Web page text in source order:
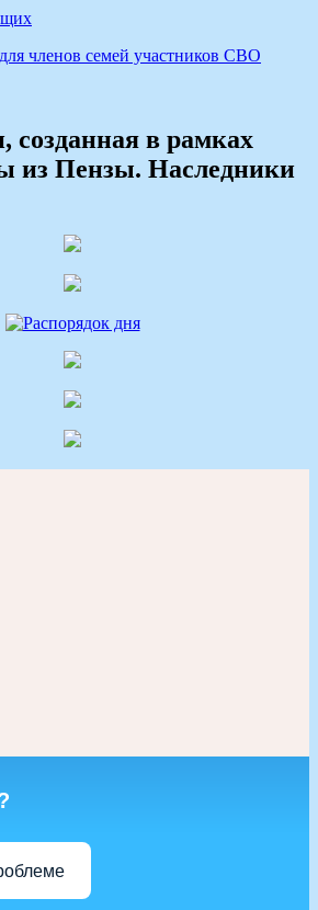
созданная в рамках
из Пензы. Наследники